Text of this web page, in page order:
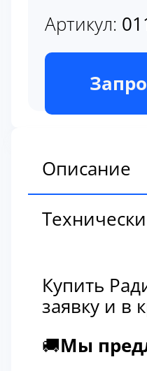
Артикул:
В наличии
Описание
Купить
заявку и в
🚚Мы